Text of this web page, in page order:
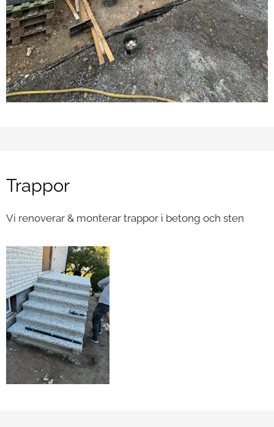
Trappor
Vi renoverar & monterar trappor i betong och sten